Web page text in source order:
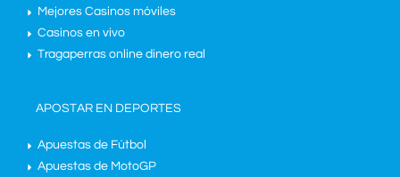
Mejores Casinos móviles
Casinos en vivo
Tragaperras online dinero real
APOSTAR EN DEPORTES
Apuestas de Fútbol
Apuestas de MotoGP